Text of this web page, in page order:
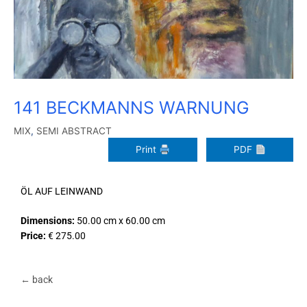
141 BECKMANNS WARNUNG
MIX, SEMI ABSTRACT
Print
PDF
ÖL AUF LEINWAND
Dimensions: 50.00 cm x 60.00 cm
Price: € 275.00
← back